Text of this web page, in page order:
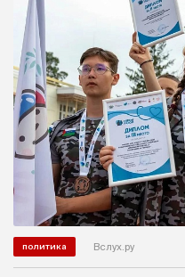
политика Вслух.ру